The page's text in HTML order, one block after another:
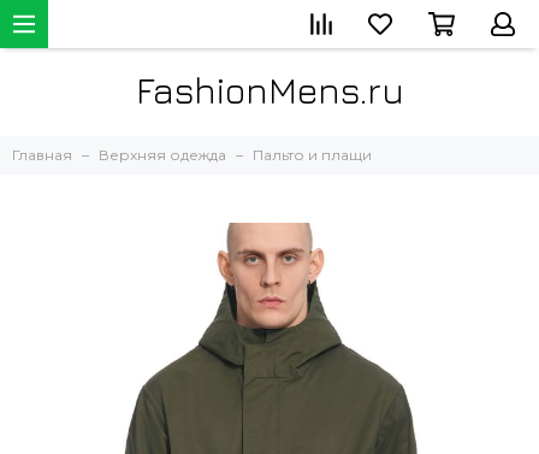
FashionMens.ru
Главная Верхняя одежда Пальто и плащи